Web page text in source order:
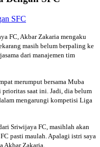
FC, Akbar Zakaria mengaku
masih belum berpaling ke
dari manajemen tim
merumput bersama Muba
saat ini. Jadi, dia belum
mengarungi kompetisi Liga
Sriwijaya FC, masihlah akan
pasti maulah. Apalagi istri saya
Akbar Zakaria.